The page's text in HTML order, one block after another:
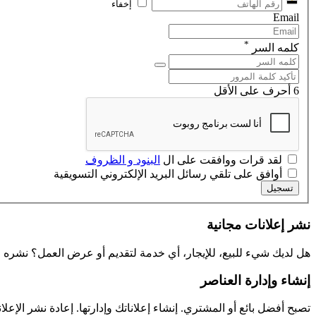
إخفاء
Email
كلمه السر *
6 أحرف على الأقل
لقد قرات ووافقت على ال البنود و الظروف
أوافق على تلقي رسائل البريد الإلكتروني التسويقية
تسجيل
نشر إعلانات مجانية
هل لديك شيء للبيع، للإيجار، أي خدمة لتقديم أو عرض العمل؟
إنشاء وإدارة العناصر
تصبح أفضل بائع أو المشتري. إنشاء إعلاناتك وإدارتها. إعادة نشر